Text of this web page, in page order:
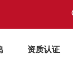
资质认证